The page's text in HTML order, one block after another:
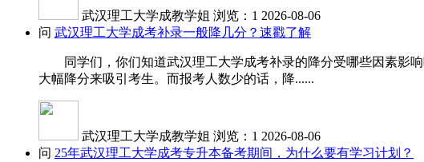
武汉理工大学成教学姐 浏览：1 2026-08-06
问 武汉理工大学成考补录一般降几分？速戳了解
同学们，你们知道武汉理工大学成考补录的降分受哪些因素影响
大幅降分来吸引考生。而报考人数少的话，降......
武汉理工大学成教学姐 浏览：1 2026-08-06
问 25年武汉理工大学成考专升本备考期间，为什么要有学习计划？